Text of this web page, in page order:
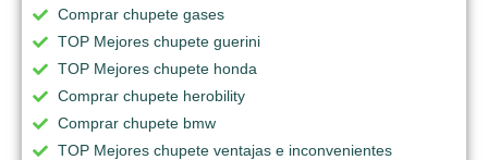
Comprar chupete gases
TOP Mejores chupete guerini
TOP Mejores chupete honda
Comprar chupete herobility
Comprar chupete bmw
TOP Mejores chupete ventajas e inconvenientes